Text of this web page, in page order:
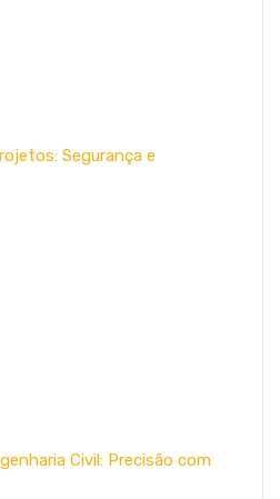
Segurança e
Civil: Precisão com